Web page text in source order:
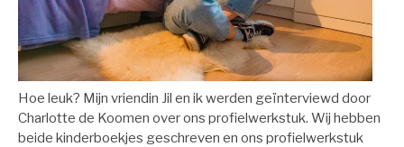
Hoe leuk? Mijn vriendin Jil en ik werden geïnterviewd door
Charlotte de Koomen over ons profielwerkstuk. Wij hebben
beide kinderboekjes geschreven en ons profielwerkstuk